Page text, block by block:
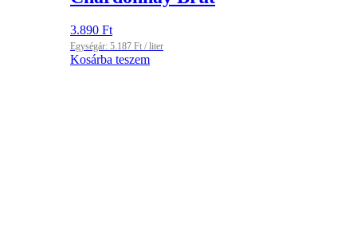
3.890 Ft
Egységár: 5.187 Ft / liter
Kosárba teszem